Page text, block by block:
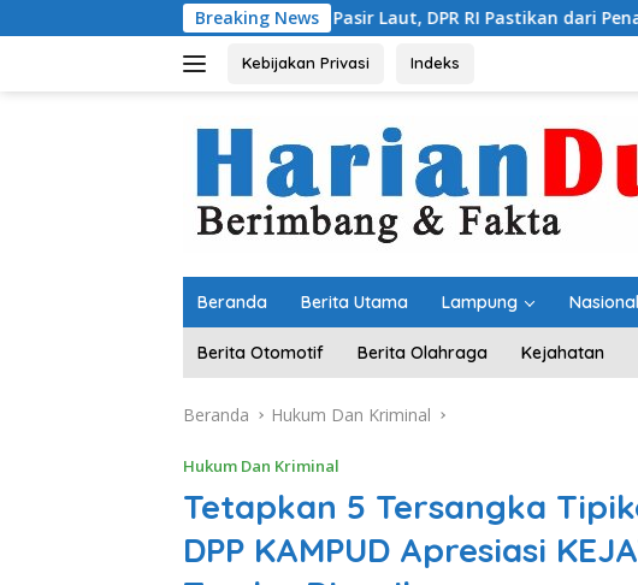
ke
Breaking News
Isu Pakai Pasir Laut, DPR RI Pastikan dari Penambang Resmi, Proyek
Kebijakan Privasi Indeks
Beranda Berita Utama Lampung Nasional
Berita Otomotif Berita Olahraga Kejahatan
Beranda Hukum Dan Kriminal
Hukum Dan Kriminal
Tetapkan 5 Tersangka
DPP KAMPUD Apresiasi